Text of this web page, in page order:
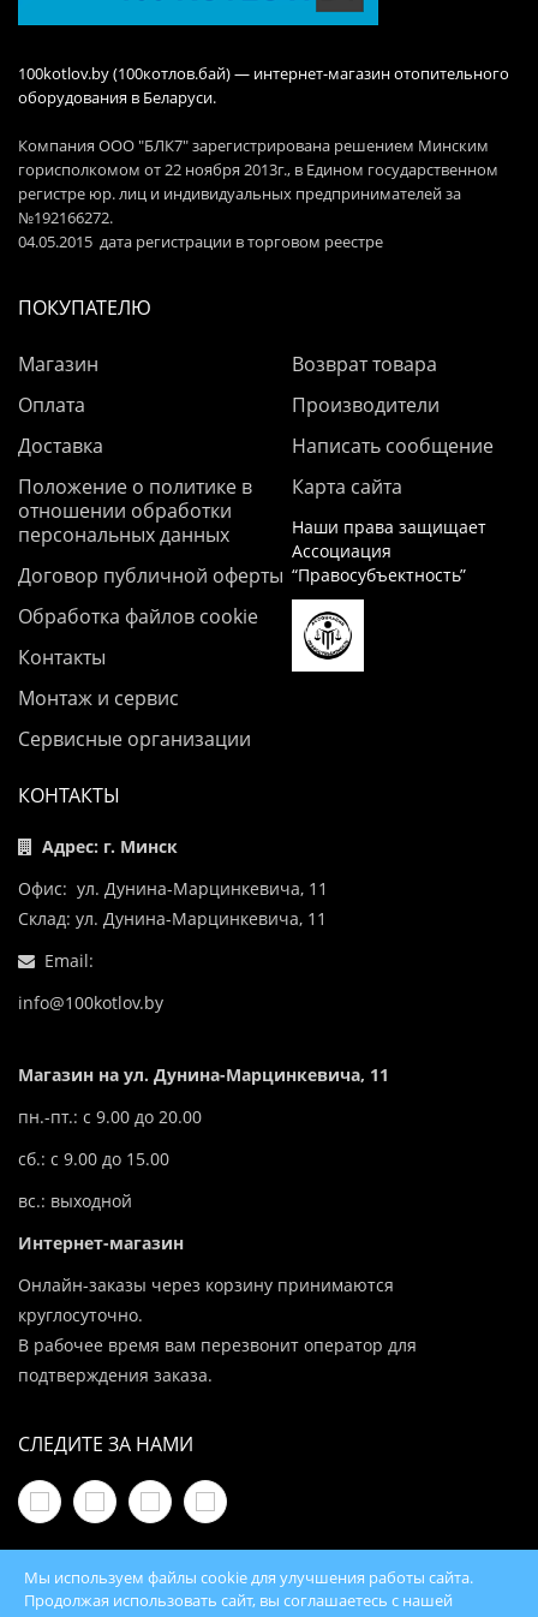
100kotlov.by (100котлов.бай) — интернет-магазин отопительного
оборудования в Беларуси.
Компания ООО "БЛК7" зарегистрирована решением Минским
горисполкомом от 22 ноября 2013г., в Едином государственном
регистре юр. лиц и индивидуальных предпринимателей за
№192166272.
04.05.2015 дата регистрации в торговом реестре
ПОКУПАТЕЛЮ
Магазин
Оплата
Доставка
Положение о политике в
отношении обработки
персональных данных
Договор публичной оферты
Обработка файлов cookie
Контакты
Монтаж и сервис
Сервисные организации
Возврат товара
Производители
Написать сообщение
Карта сайта
Наши права защищает
Ассоциация
“Правосубъектность”
КОНТАКТЫ
Адрес: г. Минск
Офис: ул. Дунина-Марцинкевича, 11
Склад: ул. Дунина-Марцинкевича, 11
Email:
info@100kotlov.by
Магазин на ул. Дунина-Марцинкевича, 11
пн.-пт.: с 9.00 до 20.00
сб.: с 9.00 до 15.00
вс.: выходной
Интернет-магазин
Онлайн-заказы через корзину принимаются
круглосуточно.
В рабочее время вам перезвонит оператор для
подтверждения заказа.
СЛЕДИТЕ ЗА НАМИ
Мы используем файлы cookie для улучшения работы сайта.
Продолжая использовать сайт, вы соглашаетесь с нашей